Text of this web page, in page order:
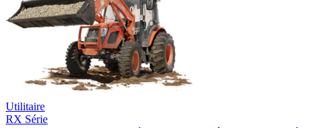
Utilitaire
RX Série